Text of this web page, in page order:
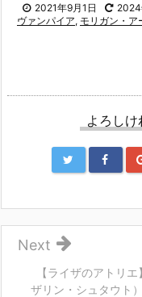
2021年9月1日 2024
ヴァンパイア, モリガン・ア
よろし
【ライザのアトリ
ザリン・シュタウト
Next